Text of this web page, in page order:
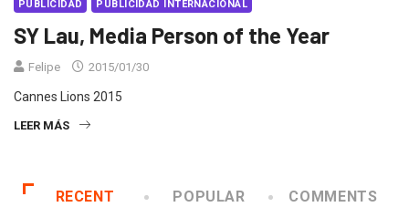
PUBLICIDAD PUBLICIDAD INTERNACIONAL
SY Lau, Media Person of the Year
Felipe 2015/01/30
Cannes Lions 2015
LEER MÁS
RECENT POPULAR COMMENTS